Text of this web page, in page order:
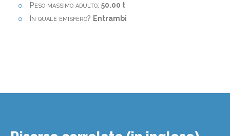
Peso massimo adulto: 50.00 t
In quale emisfero? Entrambi